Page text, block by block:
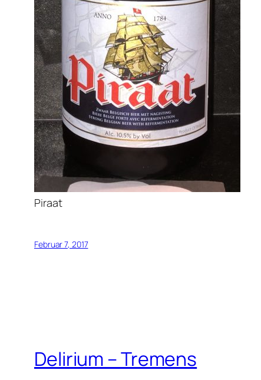
Piraat
Februar 7, 2017
Delirium – Tremens